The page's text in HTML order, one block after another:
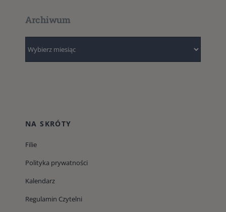
Archiwum
NA SKRÓTY
Filie
Polityka prywatności
Kalendarz
Regulamin Czytelni